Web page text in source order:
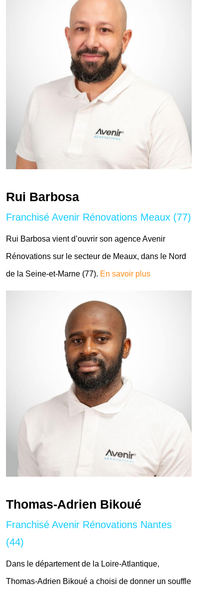
Rui Barbosa
Franchisé Avenir Rénovations Meaux (77)
Rui Barbosa vient d’ouvrir son agence Avenir
Rénovations sur le secteur de Meaux, dans le Nord
de la Seine-et-Marne (77). En savoir plus
Thomas-Adrien Bikoué
Franchisé Avenir Rénovations Nantes
(44)
Dans le département de la Loire-Atlantique,
Thomas-Adrien Bikoué a choisi de donner un souffle